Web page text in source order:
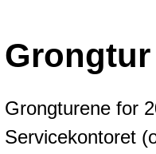
Grongtur
Grongturene for
Servicekontoret